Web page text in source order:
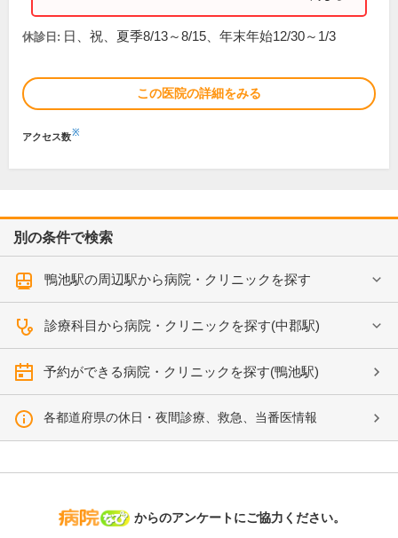
休診日: 日、祝、夏季8/13～8/15、年末年始12/30～1/3
この医院の詳細をみる
アクセス数※
別の条件で検索
鴨池駅の周辺駅から病院・クリニックを探す
診療科目から病院・クリニックを探す(中郡駅)
予約ができる病院・クリニックを探す(鴨池駅)
各都道府県の休日・夜間診療、救急、当番医情報
病院なび
からのアンケートにご協力ください。